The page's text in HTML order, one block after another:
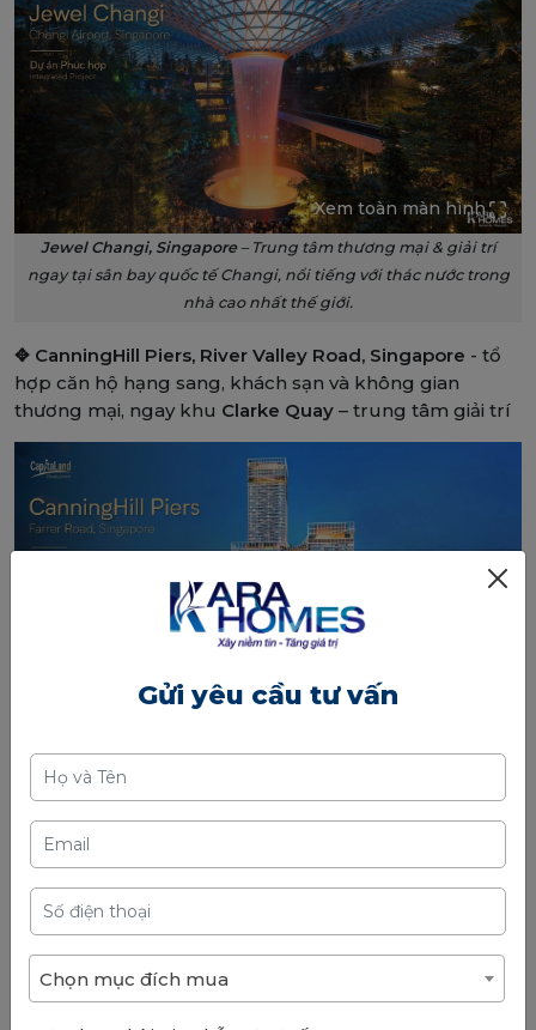
Xem toàn màn hình
Jewel Changi, Singapore– Trung tâm thương mại & giải trí
ngay tại sân bay quốc tế Changi, nổi tiếng với thác nước trong
nhà cao nhất thế giới.
✥ CanningHill Piers, River Valley Road, Singapore - tổ
hợp căn hộ hạng sang, khách sạn và không gian
thương mại, ngay khu Clarke Quay – trung tâm giải trí
Xem toàn màn hình
hạng sang, khách sạn và không gian thương mại, ngay khu
Clarke Quay– trung tâm giải trí
La Clef Tour Eiffel, Paris, Pháp
Eiffel vài phút, biểu tượng đẳng cấp quốc tế.
Gửi yêu cầu tư vấn
Chọn mục đích mua